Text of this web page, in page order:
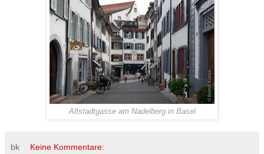
Altstadtgasse am Nadelberg in Basel
bk Keine Kommentare: